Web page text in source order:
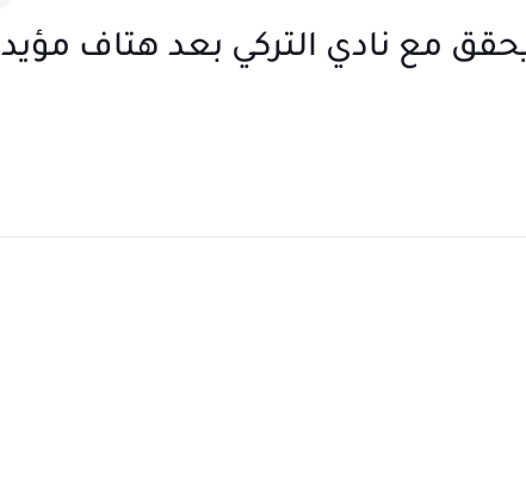
يحقق مع نادي التركي بعد هتاف مؤيد